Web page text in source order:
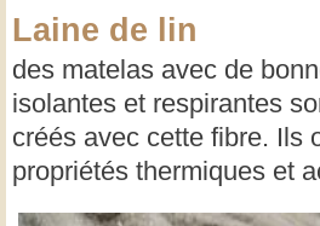
Laine de lin
des matelas avec de
isolantes et respirantes
créés avec cette fibre. Ils
propriétés thermiques et